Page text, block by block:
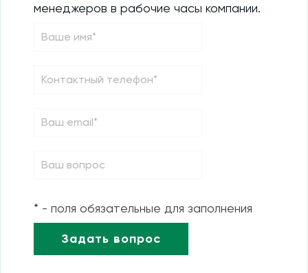
менеджеров в рабочие часы компании.
* - поля обязательные для заполнения